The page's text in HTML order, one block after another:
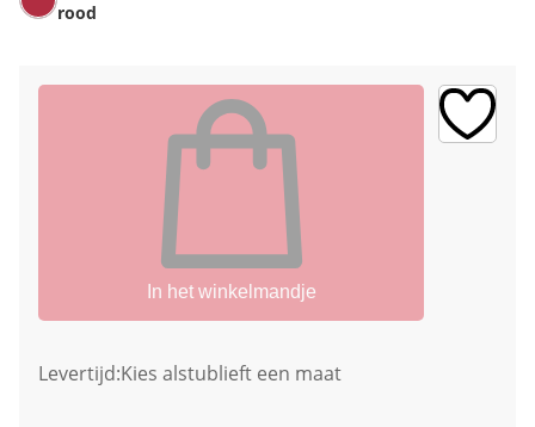
rood
In het winkelmandje
Levertijd:Kies alstublieft een maat